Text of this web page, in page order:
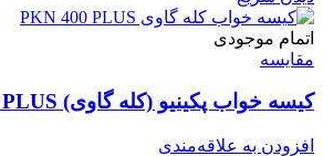
اتمام موجودی
مقایسه
کیسه خواب پکینیو (کله گاوی) PKN 400 PLUS
افزودن به علاقه‌مندی